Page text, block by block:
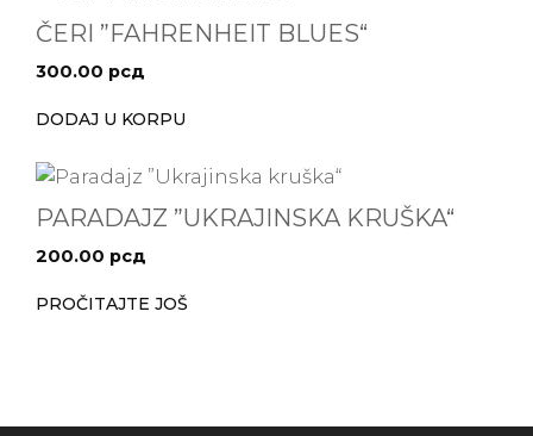
ČERI ”FAHRENHEIT BLUES“
300.00 рсд
DODAJ U KORPU
PARADAJZ ”UKRAJINSKA KRUŠKA“
200.00 рсд
PROČITAJTE JOŠ